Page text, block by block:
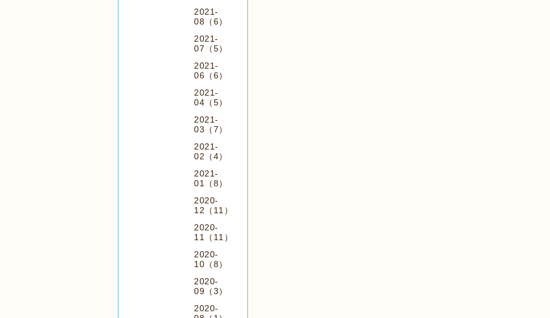
2021-
08（6）
2021-
07（5）
2021-
06（6）
2021-
04（5）
2021-
03（7）
2021-
02（4）
2021-
01（8）
2020-
12（11）
2020-
11（11）
2020-
10（8）
2020-
09（3）
2020-